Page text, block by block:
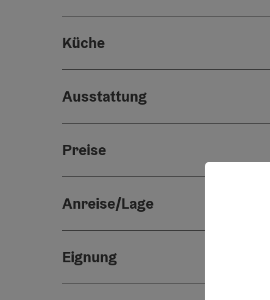
Küche
Ausstattung
Preise
Anreise/Lage
Eignung